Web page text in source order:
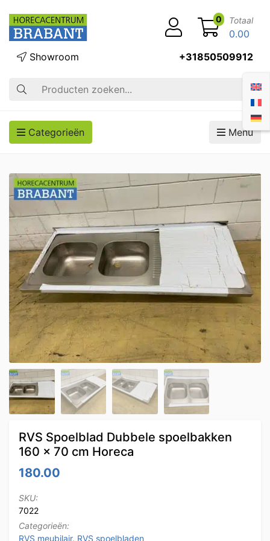
Zoek op
Showroom +31850509912
0 Totaal
0.00
Categorieën Menu
RVS Spoelblad Dubbele spoelbakken
160 x 70 cm Horeca
180.00
SKU:
7022
Categorieën:
RVS meubilair, RVS spoelbladen